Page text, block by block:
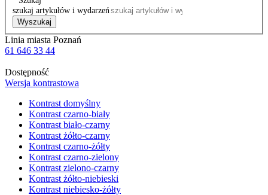
szukaj artykułów i wydarzeń
Wyszukaj
Linia miasta Poznań
61 646 33 44
Dostępność
Wersja kontrastowa
Kontrast domyślny
Kontrast czarno-biały
Kontrast biało-czarny
Kontrast żółto-czarny
Kontrast czarno-żółty
Kontrast czarno-zielony
Kontrast zielono-czarny
Kontrast żółto-niebieski
Kontrast niebiesko-żółty